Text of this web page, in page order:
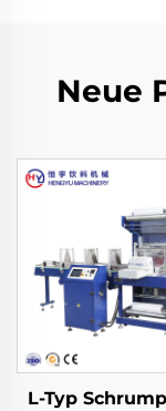
Neue
L-Typ